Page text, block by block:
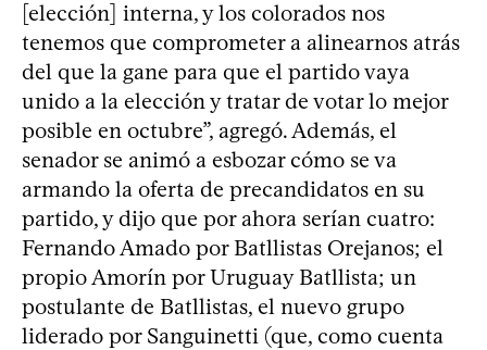
[elección] interna, y los colorados nos
tenemos que comprometer a alinearnos atrás
del que la gane para que el partido vaya
unido a la elección y tratar de votar lo mejor
posible en octubre”, agregó. Además, el
senador se animó a esbozar cómo se va
armando la oferta de precandidatos en su
partido, y dijo que por ahora serían cuatro:
Fernando Amado por Batllistas Orejanos; el
propio Amorín por Uruguay Batllista; un
postulante de Batllistas, el nuevo grupo
liderado por Sanguinetti (que, como cuenta